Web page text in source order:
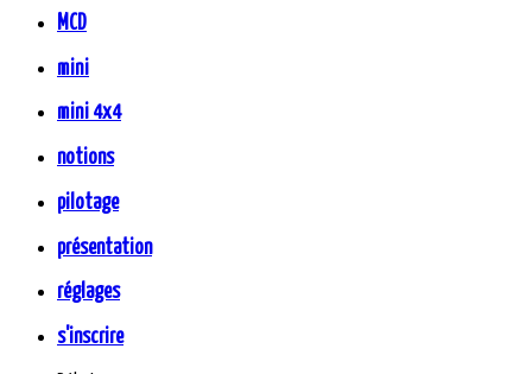
MCD
mini
mini 4x4
notions
pilotage
présentation
réglages
s'inscrire